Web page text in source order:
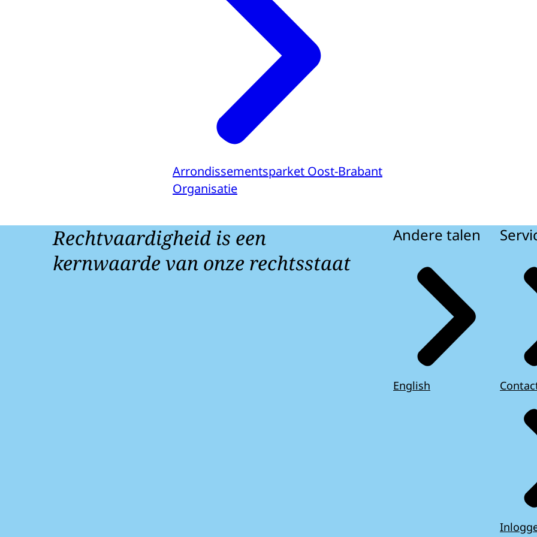
Arrondissementsparket Oost-Brabant
Organisatie
Rechtvaardigheid is een
kernwaarde van onze rechtsstaat
Andere talen
English